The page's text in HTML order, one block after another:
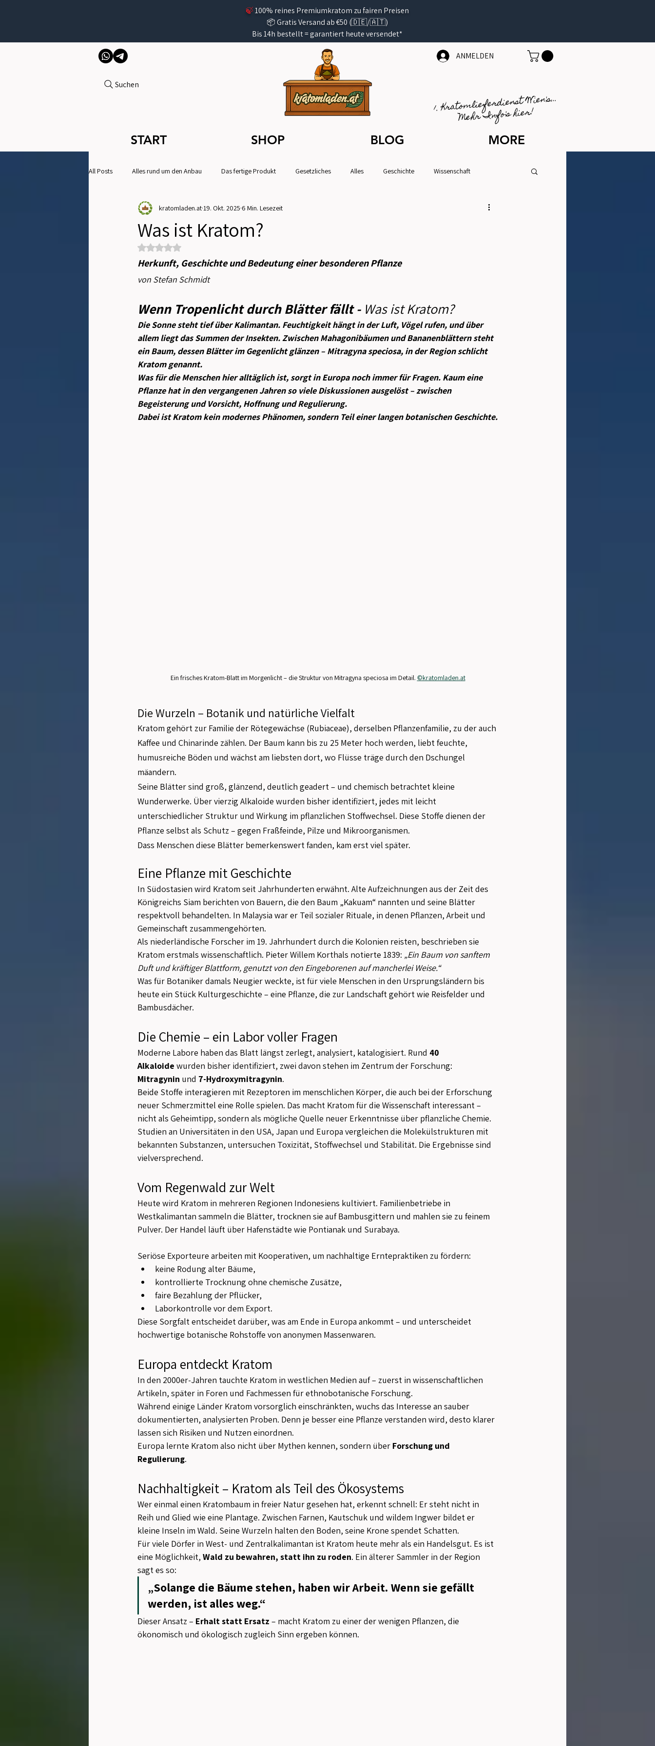
🍃100% reines Premiumkratom zu fairen Preisen
📦 Gratis Versand ab €50 (🇩🇪/🇦🇹)
Bis 14h bestellt =garantiertheute versendet*
Suchen
ANMELDEN
1. Kratomlieferdienst Wien's...
Mehr Info's hier!
START SHOP BLOG MORE
All Posts Alles rund um den Anbau Das fertige Produkt Gesetzliches Alles Geschichte Wissenschaft
Gesundheit
Was ist Kratom?
kratomladen.at 19. Okt. 2025 6 Min. Lesezeit
Mit NaN von 5 Sternen bewertet.
Herkunft, Geschichte und Bedeutung einer besonderen Pflanze
von Stefan Schmidt
Wenn Tropenlicht durch Blätter fällt - Was ist Kratom?
Die Sonne steht tief über Kalimantan. Feuchtigkeit hängt in der Luft, Vögel rufen, und über
allem liegt das Summen der Insekten. Zwischen Mahagonibäumen und Bananenblättern steht
ein Baum, dessen Blätter im Gegenlicht glänzen – Mitragyna speciosa, in der Region schlicht
Kratom genannt.
Was für die Menschen hier alltäglich ist, sorgt in Europa noch immer für Fragen. Kaum eine
Pflanze hat in den vergangenen Jahren so viele Diskussionen ausgelöst – zwischen
Begeisterung und Vorsicht, Hoffnung und Regulierung.
Dabei ist Kratom kein modernes Phänomen, sondern Teil einer langen botanischen Geschichte.
Ein frisches Kratom-Blatt im Morgenlicht – die Struktur von Mitragyna speciosa im Detail. ©kratomladen.at
Die Wurzeln – Botanik und natürliche Vielfalt
Kratom gehört zur Familie der Rötegewächse (Rubiaceae), derselben Pflanzenfamilie, zu der auch
Kaffee und Chinarinde zählen. Der Baum kann bis zu 25 Meter hoch werden, liebt feuchte,
humusreiche Böden und wächst am liebsten dort, wo Flüsse träge durch den Dschungel
mäandern.
Seine Blätter sind groß, glänzend, deutlich geadert – und chemisch betrachtet kleine
Wunderwerke. Über vierzig Alkaloide wurden bisher identifiziert, jedes mit leicht
unterschiedlicher Struktur und Wirkung im pflanzlichen Stoffwechsel. Diese Stoffe dienen der
Pflanze selbst als Schutz – gegen Fraßfeinde, Pilze und Mikroorganismen.
Dass Menschen diese Blätter bemerkenswert fanden, kam erst viel später.
Eine Pflanze mit Geschichte
In Südostasien wird Kratom seit Jahrhunderten erwähnt. Alte Aufzeichnungen aus der Zeit des
Königreichs Siam berichten von Bauern, die den Baum „Kakuam“ nannten und seine Blätter
respektvoll behandelten. In Malaysia war er Teil sozialer Rituale, in denen Pflanzen, Arbeit und
Gemeinschaft zusammengehörten.
Als niederländische Forscher im 19. Jahrhundert durch die Kolonien reisten, beschrieben sie
Kratom erstmals wissenschaftlich. Pieter Willem Korthals notierte 1839: „Ein Baum von sanftem
Duft und kräftiger Blattform, genutzt von den Eingeborenen auf mancherlei Weise.“
Was für Botaniker damals Neugier weckte, ist für viele Menschen in den Ursprungsländern bis
heute ein Stück Kulturgeschichte – eine Pflanze, die zur Landschaft gehört wie Reisfelder und
Bambusdächer.
Die Chemie – ein Labor voller Fragen
Moderne Labore haben das Blatt längst zerlegt, analysiert, katalogisiert. Rund 40
Alkaloide wurden bisher identifiziert, zwei davon stehen im Zentrum der Forschung:
Mitragynin und 7-Hydroxymitragynin.
Beide Stoffe interagieren mit Rezeptoren im menschlichen Körper, die auch bei der Erforschung
neuer Schmerzmittel eine Rolle spielen. Das macht Kratom für die Wissenschaft interessant –
nicht als Geheimtipp, sondern als mögliche Quelle neuer Erkenntnisse über pflanzliche Chemie.
Studien an Universitäten in den USA, Japan und Europa vergleichen die Molekülstrukturen mit
bekannten Substanzen, untersuchen Toxizität, Stoffwechsel und Stabilität. Die Ergebnisse sind
vielversprechend.
Vom Regenwald zur Welt
Heute wird Kratom in mehreren Regionen Indonesiens kultiviert. Familienbetriebe in
Westkalimantan sammeln die Blätter, trocknen sie auf Bambusgittern und mahlen sie zu feinem
Pulver. Der Handel läuft über Hafenstädte wie Pontianak und Surabaya.
Seriöse Exporteure arbeiten mit Kooperativen, um nachhaltige Erntepraktiken zu fördern:
keine Rodung alter Bäume,
kontrollierte Trocknung ohne chemische Zusätze,
faire Bezahlung der Pflücker,
Laborkontrolle vor dem Export.
Diese Sorgfalt entscheidet darüber, was am Ende in Europa ankommt – und unterscheidet
hochwertige botanische Rohstoffe von anonymen Massenwaren.
Europa entdeckt Kratom
In den 2000er-Jahren tauchte Kratom in westlichen Medien auf – zuerst in wissenschaftlichen
Artikeln, später in Foren und Fachmessen für ethnobotanische Forschung.
Während einige Länder Kratom vorsorglich einschränkten, wuchs das Interesse an sauber
dokumentierten, analysierten Proben. Denn je besser eine Pflanze verstanden wird, desto klarer
lassen sich Risiken und Nutzen einordnen.
Europa lernte Kratom also nicht über Mythen kennen, sondern über Forschung und
Regulierung.
Nachhaltigkeit – Kratom als Teil des Ökosystems
Wer einmal einen Kratombaum in freier Natur gesehen hat, erkennt schnell: Er steht nicht in
Reih und Glied wie eine Plantage. Zwischen Farnen, Kautschuk und wildem Ingwer bildet er
kleine Inseln im Wald. Seine Wurzeln halten den Boden, seine Krone spendet Schatten.
Für viele Dörfer in West- und Zentralkalimantan ist Kratom heute mehr als ein Handelsgut. Es ist
eine Möglichkeit, Wald zu bewahren, statt ihn zu roden. Ein älterer Sammler in der Region
sagt es so:
„Solange die Bäume stehen, haben wir Arbeit. Wenn sie gefällt
werden, ist alles weg.“
Dieser Ansatz – Erhalt statt Ersatz – macht Kratom zu einer der wenigen Pflanzen, die
ökonomisch und ökologisch zugleich Sinn ergeben können.